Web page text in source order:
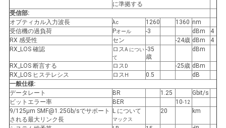
地
図
プ
ラ
イ
に準拠する
受信部:
オプティカル入力波長
λc 1260 1360 nm
受信機の過負荷
Pオール -3 dBm
4
RX 感受性
セン -24歳 dBm
4
RX_LOS 確認
ロスA につい
て
-35
歳
dBm
RX_LOS 断言する ロス D -25歳 dBm
RX_LOS ヒステレシス
ロス H 0.5
dB
一般仕様:
データレート
BR 1.25
Gbit/s
ビットエラー率
BER 10-12
9/125μm SMF@1.25Gb/sでサポート
される最大リンク長
L について
マックス
20 km